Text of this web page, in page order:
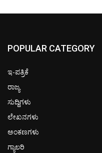
POPULAR CATEGORY
ಇ-ಪತ್ರಿಕೆ
ರಾಜ್ಯ
ಸುದ್ದಿಗಳು
ಲೇಖನಗಳು
ಅಂಕಣಗಳು
ಗ್ಯಾಲರಿ